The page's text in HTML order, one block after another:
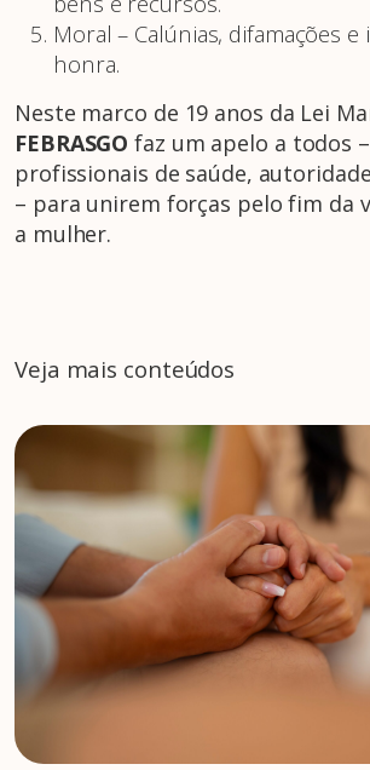
Moral – Calúnias, difamações
honra.
Neste marco de 19 anos da Lei
FEBRASGOfaz um apelo a todos
profissionais de saúde,
– para unirem forças pelo fim da
a mulher.
Veja mais conteúdos